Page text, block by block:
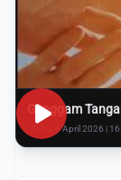
Genggam
Rabu, 8 April 2026 |